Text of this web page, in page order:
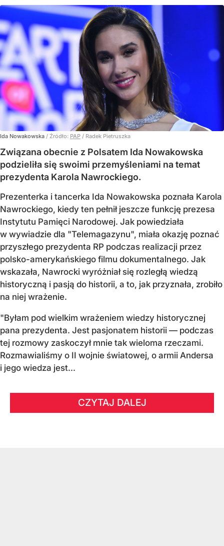
Ida Nowakowska / Źródło: PAP / Radek Pietruszka
Związana obecnie z Polsatem Ida Nowakowska
podzieliła się swoimi przemyśleniami na temat
prezydenta Karola Nawrockiego.
Prezenterka i tancerka Ida Nowakowska poznała Karola
Nawrockiego, kiedy ten pełnił jeszcze funkcję prezesa
Instytutu Pamięci Narodowej. Jak powiedziała
w wywiadzie dla "Telemagazynu", miała okazję poznać
przyszłego prezydenta RP podczas realizacji przez
polsko-amerykańskiego filmu dokumentalnego. Jak
wskazała, Nawrocki wyróżniał się rozległą wiedzą
historyczną i pasją do historii, a to, jak przyznała, zrobiło
na niej wrażenie.
"Byłam pod wielkim wrażeniem wiedzy historycznej
pana prezydenta. Jest pasjonatem historii — podczas
tej rozmowy zaskoczył mnie tak wieloma rzeczami.
Rozmawialiśmy o II wojnie światowej, o armii Andersa
i jego wiedza jest...
CZYTAJ DALEJ